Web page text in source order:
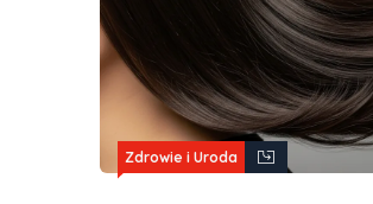
Zdrowie i Uroda